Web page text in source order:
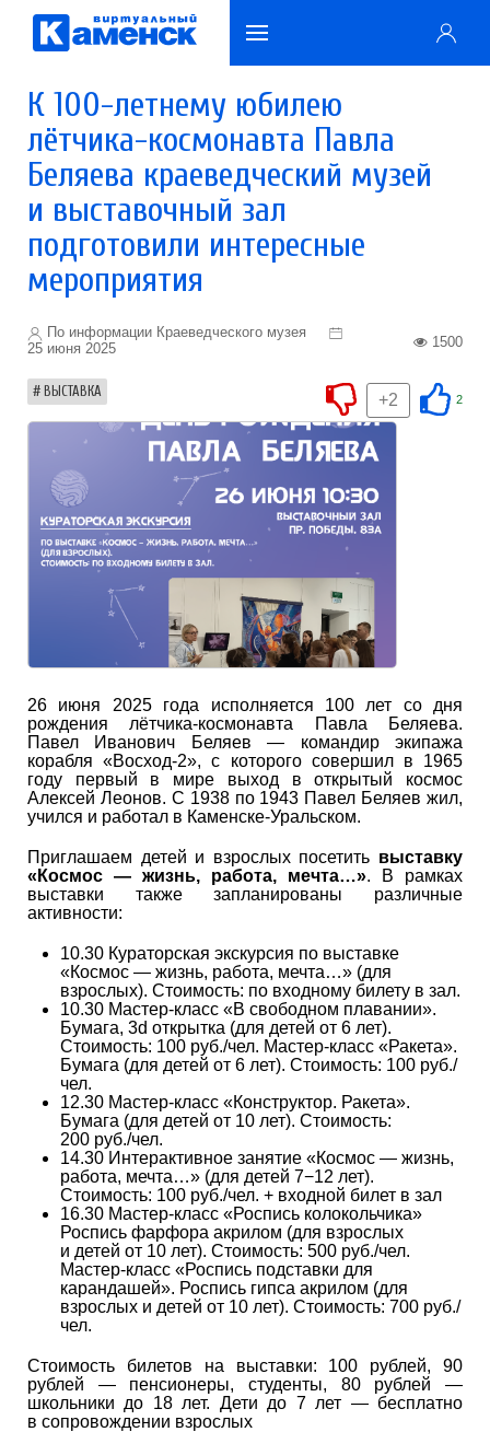
К 100-летнему юбилею
лётчика-космонавта Павла
Беляева краеведческий музей
и выставочный зал
подготовили интересные
мероприятия
По информации Краеведческого музея
25 июня 2025
1500
ВЫСТАВКА 2
+2
26 июня 2025 года исполняется 100 лет со дня
рождения лётчика-космонавта Павла Беляева.
Павел Иванович Беляев — командир экипажа
корабля «Восход-2», с которого совершил в 1965
году первый в мире выход в открытый космос
Алексей Леонов. С 1938 по 1943 Павел Беляев жил,
учился и работал в Каменске-Уральском.
Приглашаем детей и взрослых посетить выставку
«Космос — жизнь, работа, мечта…». В рамках
выставки также запланированы различные
активности:
10.30 Кураторская экскурсия по выставке
«Космос — жизнь, работа, мечта…» (для
взрослых). Стоимость: по входному билету в зал.
10.30 Мастер-класс «В свободном плавании».
Бумага, 3d открытка (для детей от 6 лет).
Стоимость: 100 руб./чел. Мастер-класс «Ракета».
Бумага (для детей от 6 лет). Стоимость: 100 руб./
чел.
12.30 Мастер-класс «Конструктор. Ракета».
Бумага (для детей от 10 лет). Стоимость:
200 руб./чел.
14.30 Интерактивное занятие «Космос — жизнь,
работа, мечта…» (для детей 7−12 лет).
Стоимость: 100 руб./чел. + входной билет в зал
16.30 Мастер-класс «Роспись колокольчика»
Роспись фарфора акрилом (для взрослых
и детей от 10 лет). Стоимость: 500 руб./чел.
Мастер-класс «Роспись подставки для
карандашей». Роспись гипса акрилом (для
взрослых и детей от 10 лет). Стоимость: 700 руб./
чел.
Стоимость билетов на выставки: 100 рублей, 90
рублей — пенсионеры, студенты, 80 рублей —
школьники до 18 лет. Дети до 7 лет — бесплатно
в сопровождении взрослых